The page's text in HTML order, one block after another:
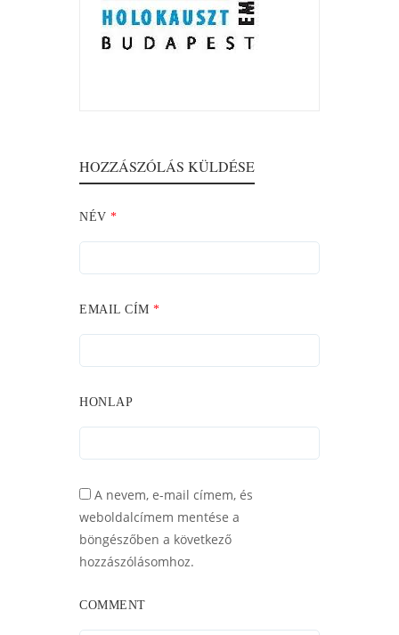
HOZZÁSZÓLÁS KÜLDÉSE
NÉV *
EMAIL CÍM *
HONLAP
A nevem, e-mail címem, és
weboldalcímem mentése a
böngészőben a következő
hozzászólásomhoz.
COMMENT